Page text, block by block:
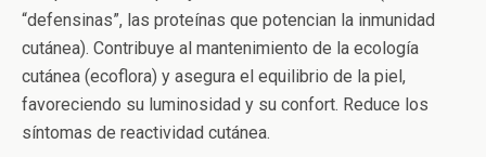
“defensinas”, las proteínas que potencian la inmunidad
cutánea). Contribuye al mantenimiento de la ecología
cutánea (ecoflora) y asegura el equilibrio de la piel,
favoreciendo su luminosidad y su confort. Reduce los
síntomas de reactividad cutánea.